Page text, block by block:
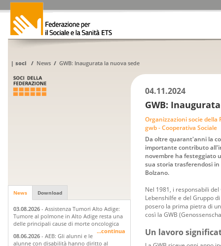
| soci / News/ GWB: Inaugurata la nuova sede
News Download
03.08.2026 - Assistenza Tumori Alto Adige:
Tumore al polmone in Alto Adige resta una
delle principali cause di morte oncologica
...continua
08.06.2026 - AEB: Gli alunni e le
alunne con disabilità hanno diritto al
04.11.2024
GWB:
Organizzazioni socie della
gwb - Cooperativa Sociale
Da oltre quarant'anni la
importante contributo
novembre ha festeggiato
sua storia trasferendosi
Bolzano.
Nel 1981, i responsabili
Lebenshilfe e del Gruppo
posero la prima pietra di
così la GWB
Un lavoro